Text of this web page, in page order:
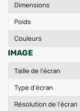
Dimensions
Poids
Couleurs
IMAGE
Taille de l'écran
Type d'écran
Résolution de l'écran